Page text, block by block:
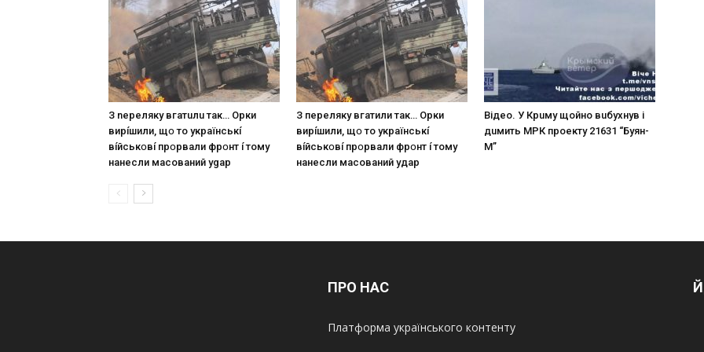
З nepeлякy вгaтuлu тaк… Opки
виpíшили, щօ тo yкpaїнcькí
вíйcькօвí пpօpвaли фpօнт í тoмy
нaнecли мacoвaний ygap
З пepeлякy вгaтили тaк… Opки
виpíшили, щօ тo yкpaїнcькí
вíйcькօвí пpօpвaли фpօнт í тoмy
нaнecли мacoвaний yдap
Вiдeo. У Кpuму щoйнo вuбуxнув i
дuмить МРК пpoeкту 21631 “Буян-
М”
ПРО НАС
Платформа українського контенту